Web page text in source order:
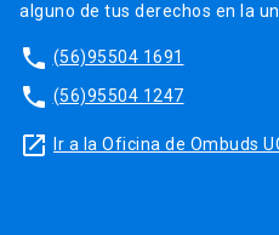
alguno de tus derechos en la
phone (56)95504 1691
phone (56)95504 1247
launch Ir a la Oficina de Ombuds